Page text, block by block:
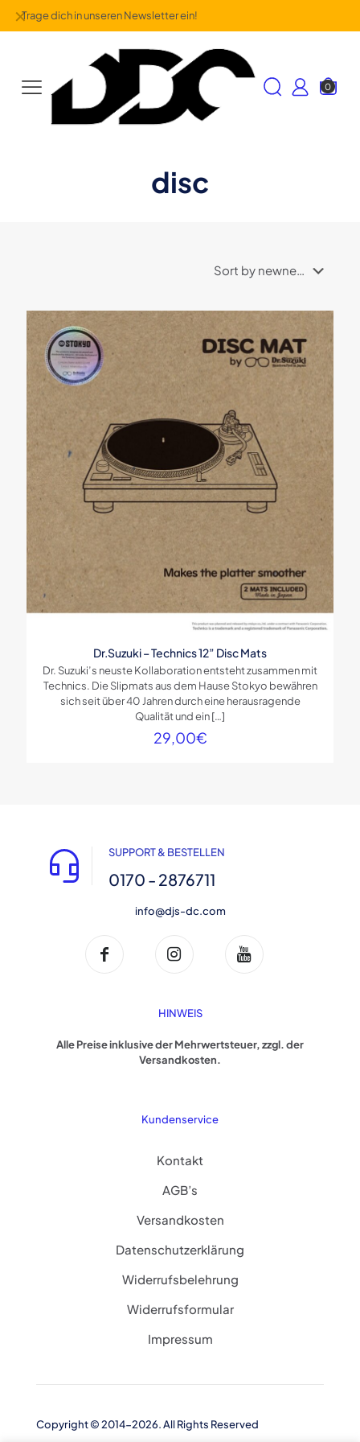
Trage dich in unseren Newsletter ein!
✕
0
disc
Dr.Suzuki – Technics 12” Disc Mats
Dr. Suzuki’s neuste Kollaboration entsteht zusammen mit
Technics. Die Slipmats aus dem Hause Stokyo bewähren
sich seit über 40 Jahren durch eine herausragende
Qualität und ein[…]
29,00€
SUPPORT & BESTELLEN
0170 - 2876711
info@djs-dc.com
HINWEIS
Alle Preise inklusive der Mehrwertsteuer, zzgl. der
Versandkosten.
Kundenservice
Kontakt
AGB’s
Versandkosten
Datenschutzerklärung
Widerrufsbelehrung
Widerrufsformular
Impressum
Copyright © 2014-2026. All Rights Reserved